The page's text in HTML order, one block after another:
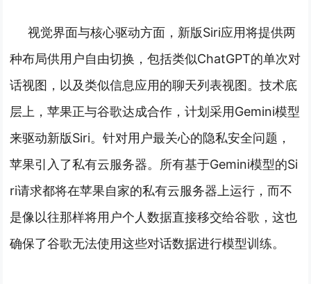
视觉界面与核心驱动方面，新版Siri应用将提供两
种布局供用户自由切换，包括类似ChatGPT的单次对
话视图，以及类似信息应用的聊天列表视图。技术底
层上，苹果正与谷歌达成合作，计划采用Gemini模型
来驱动新版Siri。针对用户最关心的隐私安全问题，
苹果引入了私有云服务器。所有基于Gemini模型的Si
ri请求都将在苹果自家的私有云服务器上运行，而不
是像以往那样将用户个人数据直接移交给谷歌，这也
确保了谷歌无法使用这些对话数据进行模型训练。